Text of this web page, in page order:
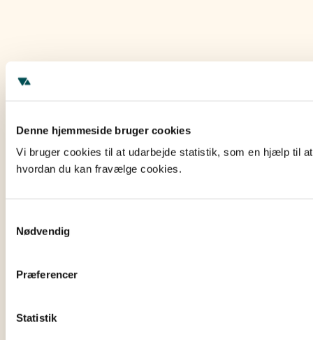
Denne hjemmeside bruger cookies
Vi bruger cookies til at udarbejde statistik, som en hjælp til
hvordan du kan fravælge cookies.
Nødvendig
Præferencer
Statistik